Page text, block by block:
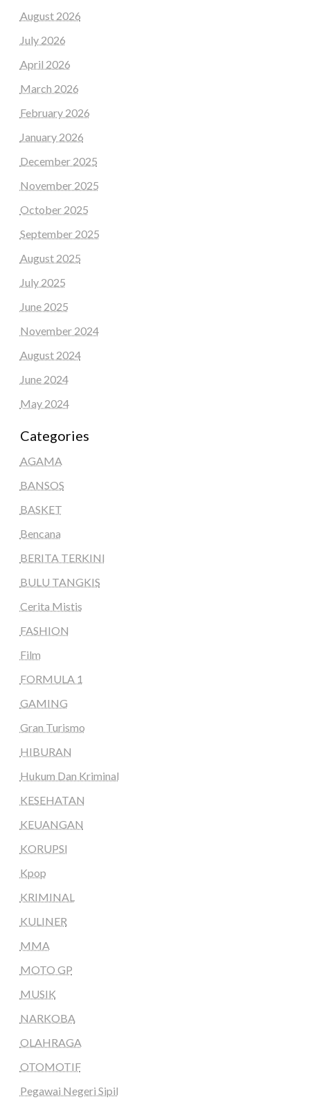
August 2026
July 2026
April 2026
March 2026
February 2026
January 2026
December 2025
November 2025
October 2025
September 2025
August 2025
July 2025
June 2025
November 2024
August 2024
June 2024
May 2024
Categories
AGAMA
BANSOS
BASKET
Bencana
BERITA TERKINI
BULU TANGKIS
Cerita Mistis
FASHION
Film
FORMULA 1
GAMING
Gran Turismo
HIBURAN
Hukum Dan Kriminal
KESEHATAN
KEUANGAN
KORUPSI
Kpop
KRIMINAL
KULINER
MMA
MOTO GP
MUSIK
NARKOBA
OLAHRAGA
OTOMOTIF
Pegawai Negeri Sipil